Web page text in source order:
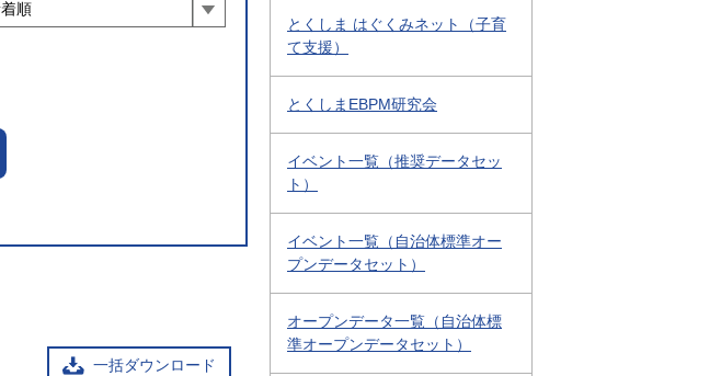
一括ダウンロード
とくしま はぐくみネット（子育
て支援）
とくしまEBPM研究会
イベント一覧（推奨データセッ
ト）
イベント一覧（自治体標準オー
プンデータセット）
オープンデータ一覧（自治体標
準オープンデータセット）